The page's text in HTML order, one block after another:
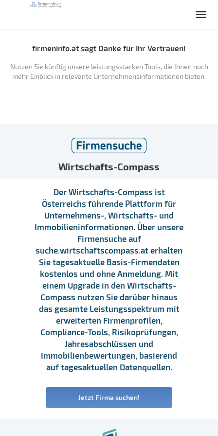
firmeninfo.at sagt Danke für Ihr Vertrauen!
Nutzen Sie künftig unsere leistungsstarken Tools, die Ihnen noch
mehr Einblick in relevante Unternehmensinformationen bieten.
Wirtschafts-Compass
Der Wirtschafts-Compass ist
Österreichs führende Plattform für
Unternehmens-, Wirtschafts- und
Immobilieninformationen. Über unsere
Firmensuche auf
suche.wirtschaftscompass.at erhalten
Sie tagesaktuelle Basis-Firmendaten
kostenlos und ohne Anmeldung. Mit
einem Upgrade in den Wirtschafts-
Compass nutzen Sie darüber hinaus
das gesamte Leistungsspektrum mit
erweiterten Firmenprofilen,
Compliance-Tools, Risikoprüfungen,
Jahresabschlüssen und
Immobilienbewertungen, basierend
auf tagesaktuellen Datenquellen.
Jetzt Firma suchen!